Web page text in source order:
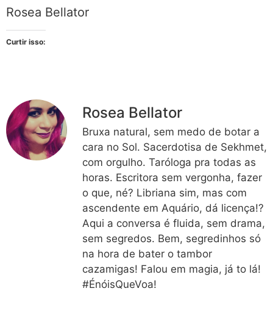
Rosea Bellator
Curtir isso:
Rosea Bellator
Bruxa natural, sem medo de botar a
cara no Sol. Sacerdotisa de Sekhmet,
com orgulho. Taróloga pra todas as
horas. Escritora sem vergonha, fazer
o que, né? Libriana sim, mas com
ascendente em Aquário, dá licença!?
Aqui a conversa é fluida, sem drama,
sem segredos. Bem, segredinhos só
na hora de bater o tambor
cazamigas! Falou em magia, já to lá!
#ÉnóisQueVoa!